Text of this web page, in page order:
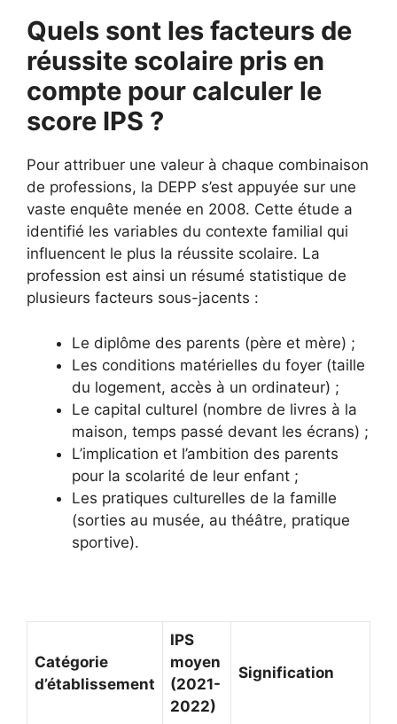
Quels sont les facteurs de
réussite scolaire pris en
compte pour calculer le
score IPS ?
Pour attribuer une valeur à chaque combinaison
de professions, la DEPP s’est appuyée sur une
vaste enquête menée en 2008. Cette étude a
identifié les variables du contexte familial qui
influencent le plus la réussite scolaire. La
profession est ainsi un résumé statistique de
plusieurs facteurs sous-jacents :
Le diplôme des parents (père et mère) ;
Les conditions matérielles du foyer (taille
du logement, accès à un ordinateur) ;
Le capital culturel (nombre de livres à la
maison, temps passé devant les écrans) ;
L’implication et l’ambition des parents
pour la scolarité de leur enfant ;
Les pratiques culturelles de la famille
(sorties au musée, au théâtre, pratique
sportive).
Catégorie
d’établissement
IPS
moyen
(2021-
2022)
Signification